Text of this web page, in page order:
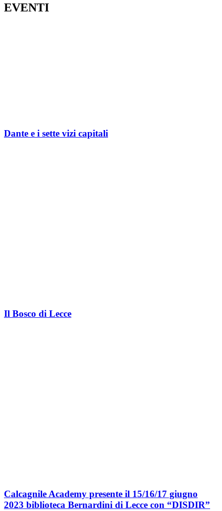
EVENTI
Dante e i sette vizi capitali
Il Bosco di Lecce
Calcagnile Academy presente il 15/16/17 giugno
2023 biblioteca Bernardini di Lecce con “DISDIR”